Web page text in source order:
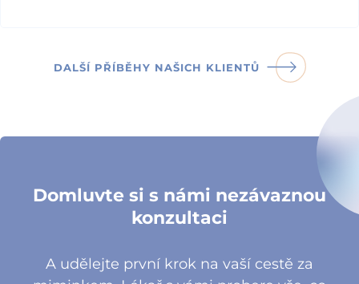
DALŠÍ PŘÍBĚHY NAŠICH KLIENTŮ
Domluvte si s námi nezávaznou
konzultaci
A udělejte první krok na vaší cestě za